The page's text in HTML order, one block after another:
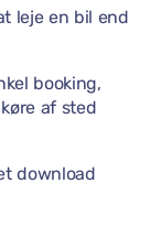
leje en bil end
booking,
af sted
download